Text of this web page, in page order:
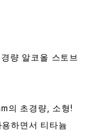
량 알코올 스토브
의 초경량, 소형!
하면서 티타늄